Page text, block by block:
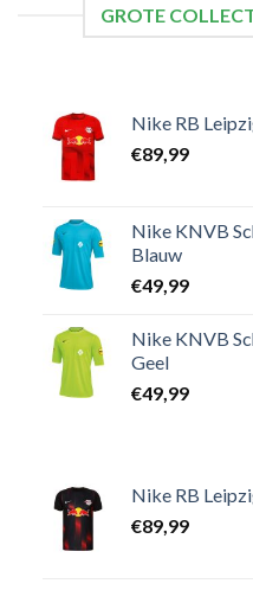
GROTE
Nike RB
€89,99
Nike KNVB
Blauw
€49,99
Nike KNVB
Geel
€49,99
Nike RB
€89,99